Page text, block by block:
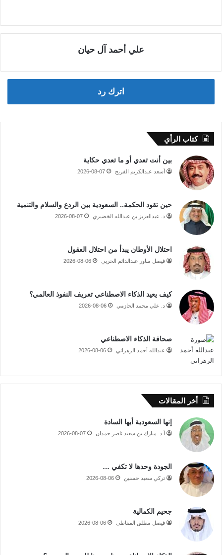
علي أحمد آل حيان
اترك رد
كتاب الرأي
بين أنت تعدي أو ما تعدي حكاية
أسعد عبدالكريم الفريح 2026-08-07
حين تقود الحكمة.. السعودية بين الردع والسلام والتنمية
د. عبدالعزيز بن عبدالله الخضيري 2026-08-07
احتلال الأوطان يبدأ من احتلال العقول
فيصل مناور عبدالدائم الحربي 2026-08-06
كيف يعيد الذكاء الاصطناعي تعريف النفوذ العالمي؟
د. علي محمد الحازمي 2026-08-06
صحافة الذكاء الاصطناعي
عبدالله أحمد الزهراني 2026-08-06
أخر المقالات
إنها السعودية أيها السادة
أ.د. مبارك بن سعيد ناصر حمدان 2026-08-07
الجودة وحدها لا تكفي …
تركي سعيد حسنين 2026-08-06
جحيم الكمالية
فيصل مطلق المقاطي 2026-08-06